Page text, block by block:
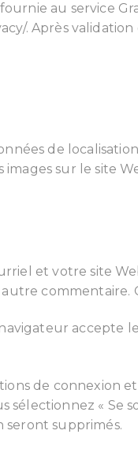
au service
. Après
de
sur le site
et votre site
commentaire.
accepte
de connexion et
sélectionnez « Se
seront supprimés.